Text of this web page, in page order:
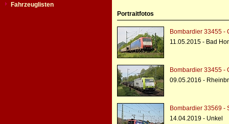
Fahrzeuglisten
Portraitfotos
Bombardier 33455 -
11.05.2015 - Bad
Bombardier 33455 -
09.05.2016 -
Bombardier 33569 -
14.04.2019 - Unkel